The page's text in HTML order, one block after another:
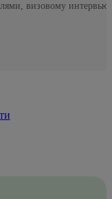
визовому интервью